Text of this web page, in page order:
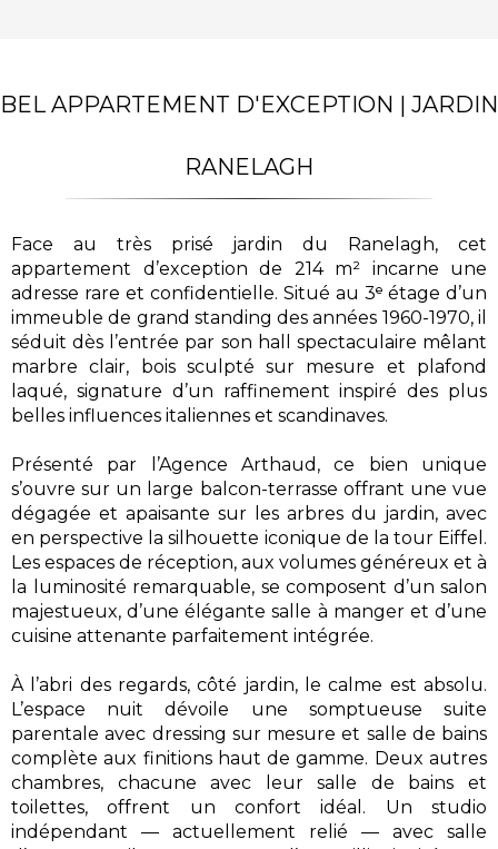
BEL APPARTEMENT D'EXCEPTION | JARDIN
RANELAGH
Face au très prisé jardin du Ranelagh, cet
appartement d’exception de 214 m² incarne une
adresse rare et confidentielle. Situé au 3ᵉ étage d’un
immeuble de grand standing des années 1960-1970, il
séduit dès l’entrée par son hall spectaculaire mêlant
marbre clair, bois sculpté sur mesure et plafond
laqué, signature d’un raffinement inspiré des plus
belles influences italiennes et scandinaves.
Présenté par l’Agence Arthaud, ce bien unique
s’ouvre sur un large balcon-terrasse offrant une vue
dégagée et apaisante sur les arbres du jardin, avec
en perspective la silhouette iconique de la tour Eiffel.
Les espaces de réception, aux volumes généreux et à
la luminosité remarquable, se composent d’un salon
majestueux, d’une élégante salle à manger et d’une
cuisine attenante parfaitement intégrée.
À l’abri des regards, côté jardin, le calme est absolu.
L’espace nuit dévoile une somptueuse suite
parentale avec dressing sur mesure et salle de bains
complète aux finitions haut de gamme. Deux autres
chambres, chacune avec leur salle de bains et
toilettes, offrent un confort idéal. Un studio
indépendant — actuellement relié — avec salle